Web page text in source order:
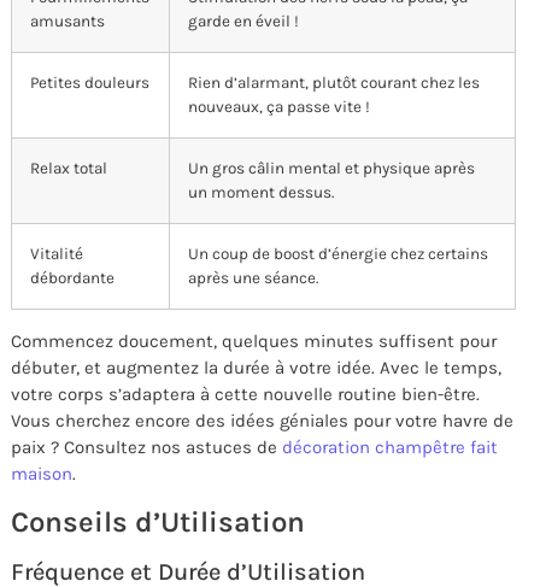
amusants
garde en éveil !
Petites douleurs
Rien d’alarmant, plutôt courant chez les
nouveaux, ça passe vite !
Relax total
Un gros câlin mental et physique après
un moment dessus.
Vitalité
débordante
Un coup de boost d’énergie chez certains
après une séance.
Commencez doucement, quelques minutes suffisent pour
débuter, et augmentez la durée à votre idée. Avec le temps,
votre corps s’adaptera à cette nouvelle routine bien-être.
Vous cherchez encore des idées géniales pour votre havre de
paix ? Consultez nos astuces de décoration champêtre fait
maison.
Conseils d’Utilisation
Fréquence et Durée d’Utilisation